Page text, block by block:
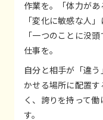
作業を。「体力があ
「変化に敏感な人
「一つのことに没
仕事を。
自分と相手が「違
かせる場所に配置
く、誇りを持って
す。